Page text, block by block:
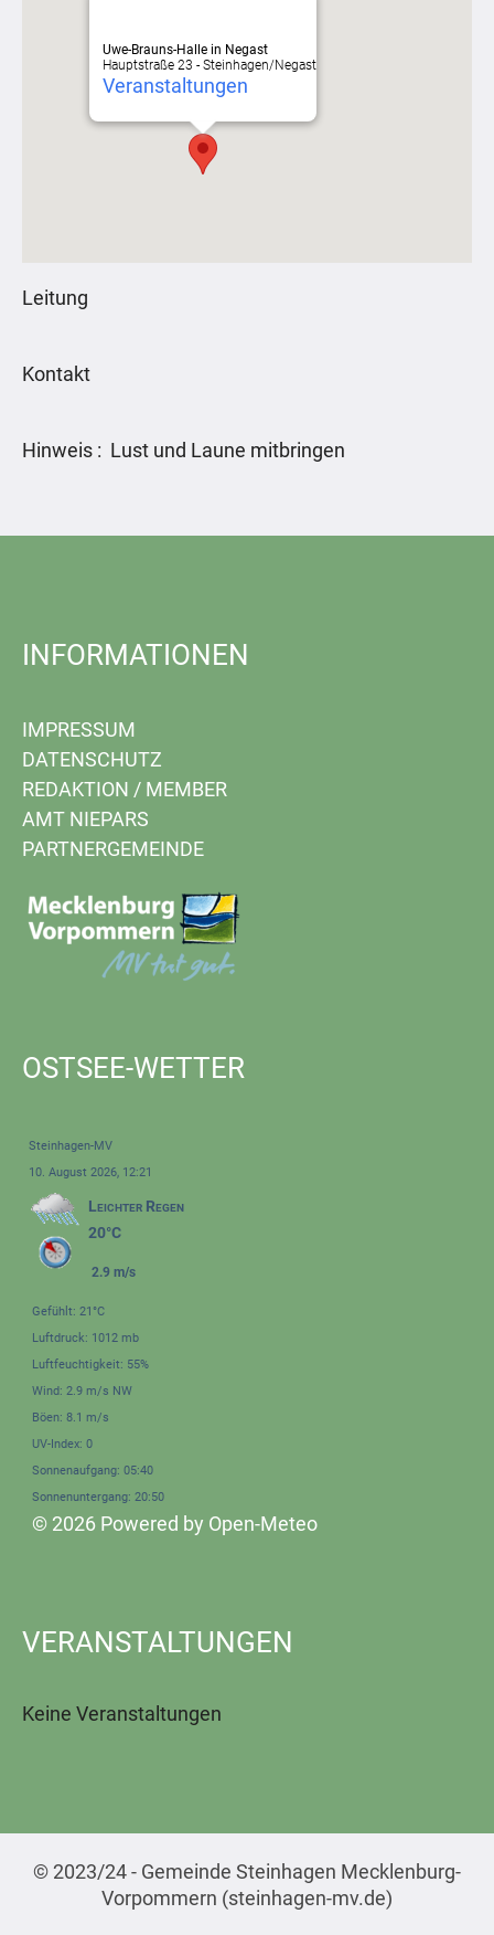
Uwe-Brauns-Halle in Negast
Hauptstraße 23 - Steinhagen/Negast
Veranstaltungen
Leitung
Kontakt
Hinweis : Lust und Laune mitbringen
INFORMATIONEN
IMPRESSUM
DATENSCHUTZ
REDAKTION / MEMBER
AMT NIEPARS
PARTNERGEMEINDE
OSTSEE-WETTER
Steinhagen-MV
10. August 2026, 12:21
Leichter Regen
20°C
2.9 m/s
Gefühlt: 21°C
Luftdruck: 1012 mb
Luftfeuchtigkeit: 55%
Wind: 2.9 m/s NW
Böen: 8.1 m/s
UV-Index: 0
Sonnenaufgang: 05:40
Sonnenuntergang: 20:50
© 2026 Powered by Open-Meteo
VERANSTALTUNGEN
Keine Veranstaltungen
© 2023/24 - Gemeinde Steinhagen Mecklenburg-
Vorpommern (steinhagen-mv.de)